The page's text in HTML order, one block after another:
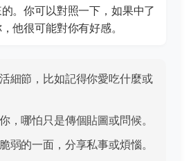
。你可以對照一下，如果中了
他很可能對你有好感。
細節，比如記得你愛吃什麼或
，哪怕只是傳個貼圖或問候。
弱的一面，分享私事或煩惱。